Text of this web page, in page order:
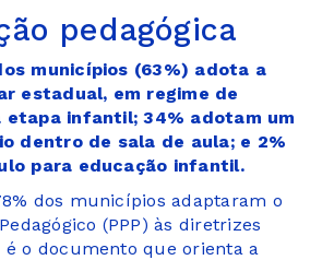
pedagógica
municípios (63%) adota a
estadual, em regime de
etapa infantil; 34% adotam um
dentro de sala de aula; e 2%
para educação infantil.
dos municípios adaptaram o
(PPP) às diretrizes
é o documento que orienta a